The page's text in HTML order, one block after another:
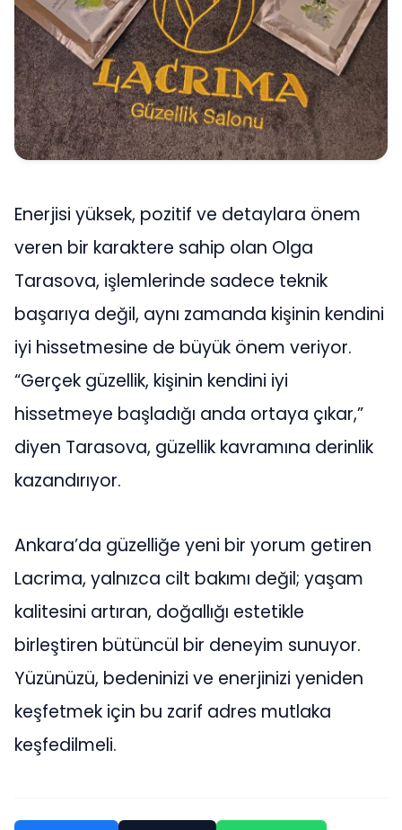
Enerjisi yüksek, pozitif ve detaylara önem
veren bir karaktere sahip olan Olga
Tarasova, işlemlerinde sadece teknik
başarıya değil, aynı zamanda kişinin kendini
iyi hissetmesine de büyük önem veriyor.
“Gerçek güzellik, kişinin kendini iyi
hissetmeye başladığı anda ortaya çıkar,”
diyen Tarasova, güzellik kavramına derinlik
kazandırıyor.
Ankara’da güzelliğe yeni bir yorum getiren
Lacrima, yalnızca cilt bakımı değil; yaşam
kalitesini artıran, doğallığı estetikle
birleştiren bütüncül bir deneyim sunuyor.
Yüzünüzü, bedeninizi ve enerjinizi yeniden
keşfetmek için bu zarif adres mutlaka
keşfedilmeli.